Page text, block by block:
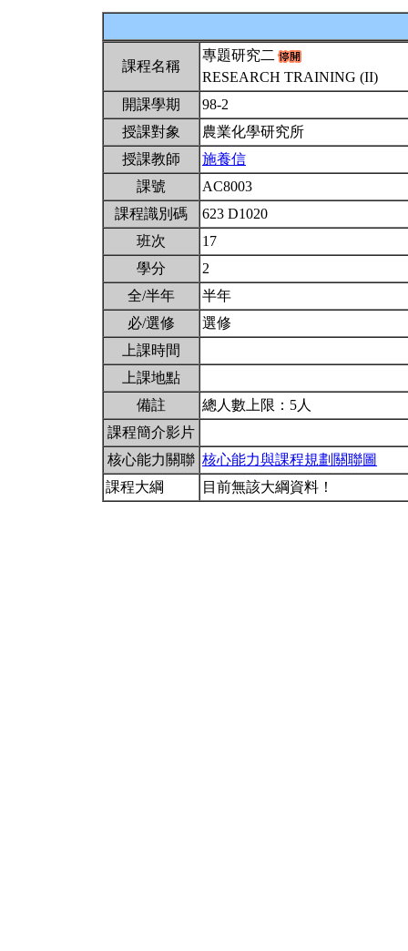
課程名稱
專題研究二
RESEARCH TRAINING (II)
開課學期
98-2
授課對象
農業化學研究所
授課教師
施養信
課號
AC8003
課程識別碼
623 D1020
班次
17
學分
2
全/半年
半年
必/選修
選修
上課時間
上課地點
備註
總人數上限：5人
課程簡介影片
核心能力關聯 核心能力與課程規劃關聯圖
課程大綱
目前無該大綱資料！